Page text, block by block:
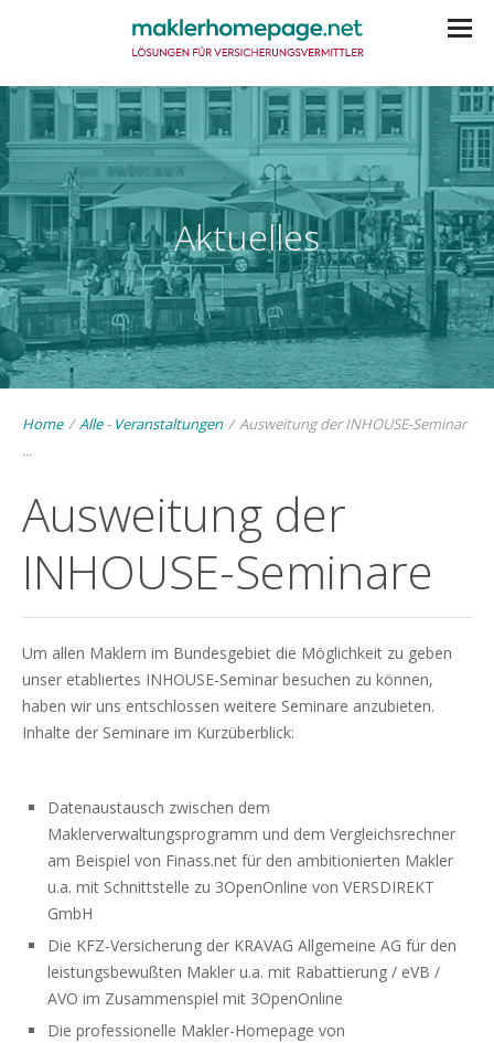
Aktuelles
Home /Alle - Veranstaltungen /Ausweitung der INHOUSE-Seminar
...
Ausweitung der
INHOUSE-Seminare
Um allen Maklern im Bundesgebiet die Möglichkeit zu geben
unser etabliertes INHOUSE-Seminar besuchen zu können,
haben wir uns entschlossen weitere Seminare anzubieten.
Inhalte der Seminare im Kurzüberblick:
Datenaustausch zwischen dem
Maklerverwaltungsprogramm und dem Vergleichsrechner
am Beispiel von Finass.net für den ambitionierten Makler
u.a. mit Schnittstelle zu 3OpenOnline von VERSDIREKT
GmbH
Die KFZ-Versicherung der KRAVAG Allgemeine AG für den
leistungsbewußten Makler u.a. mit Rabattierung / eVB /
AVO im Zusammenspiel mit 3OpenOnline
Die professionelle Makler-Homepage von